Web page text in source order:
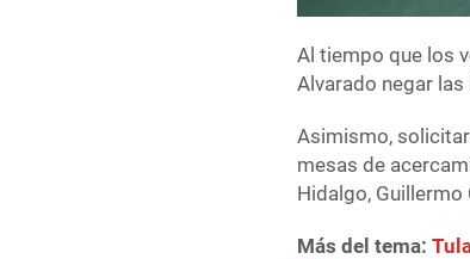
Al tiempo que los
Alvarado negar
Asimismo,
mesas de
Hidalgo, Guillermo
Más del tema: